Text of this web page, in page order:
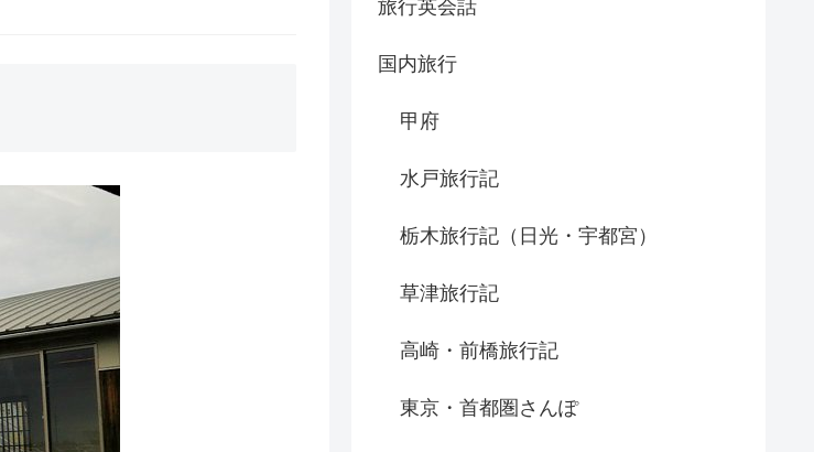
旅行英会話
国内旅行
甲府
水戸旅行記
栃木旅行記（日光・宇都宮）
草津旅行記
高崎・前橋旅行記
東京・首都圏さんぽ